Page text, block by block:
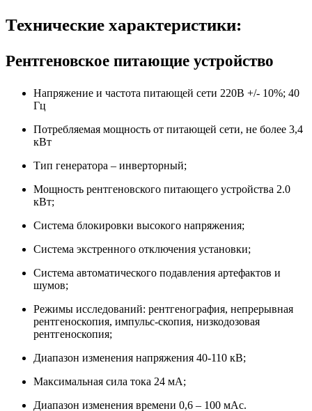
Технические характеристики:
Рентгеновское питающие устройство
Напряжение и частота питающей сети 220В +/- 10%; 40
Гц
Потребляемая мощность от питающей сети, не более 3,4
кВт
Тип генератора – инверторный;
Мощность рентгеновского питающего устройства 2.0
кВт;
Система блокировки высокого напряжения;
Система экстренного отключения установки;
Система автоматического подавления артефактов и
шумов;
Режимы исследований: рентгенография, непрерывная
рентгеноскопия, импульс-скопия, низкодозовая
рентгеноскопия;
Диапазон изменения напряжения 40-110 кВ;
Максимальная сила тока 24 мА;
Диапазон изменения времени 0,6 – 100 мАс.